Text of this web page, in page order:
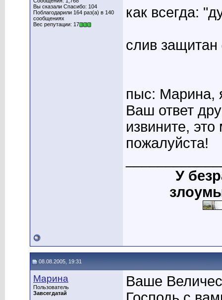
Вы сказали Спасибо: 104
Поблагодарили 164 раз(а) в 140
сообщениях
Вес репутации: 17
как всегда:
слив защитан
пыс: Марина,
Ваш ответ
извините,
пожалуйста!
У
08.08.2005, 19:31
Марина
Пользователь
Завсегдатай
Ваше